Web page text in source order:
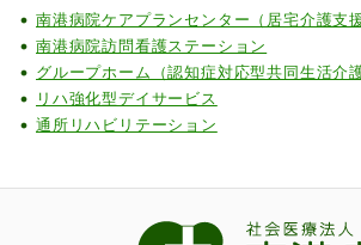
南港病院ケアプランセンター（居宅介護支
南港病院訪問看護ステーション
グループホーム（認知症対応型共同生活介
リハ強化型デイサービス
通所リハビリテーション